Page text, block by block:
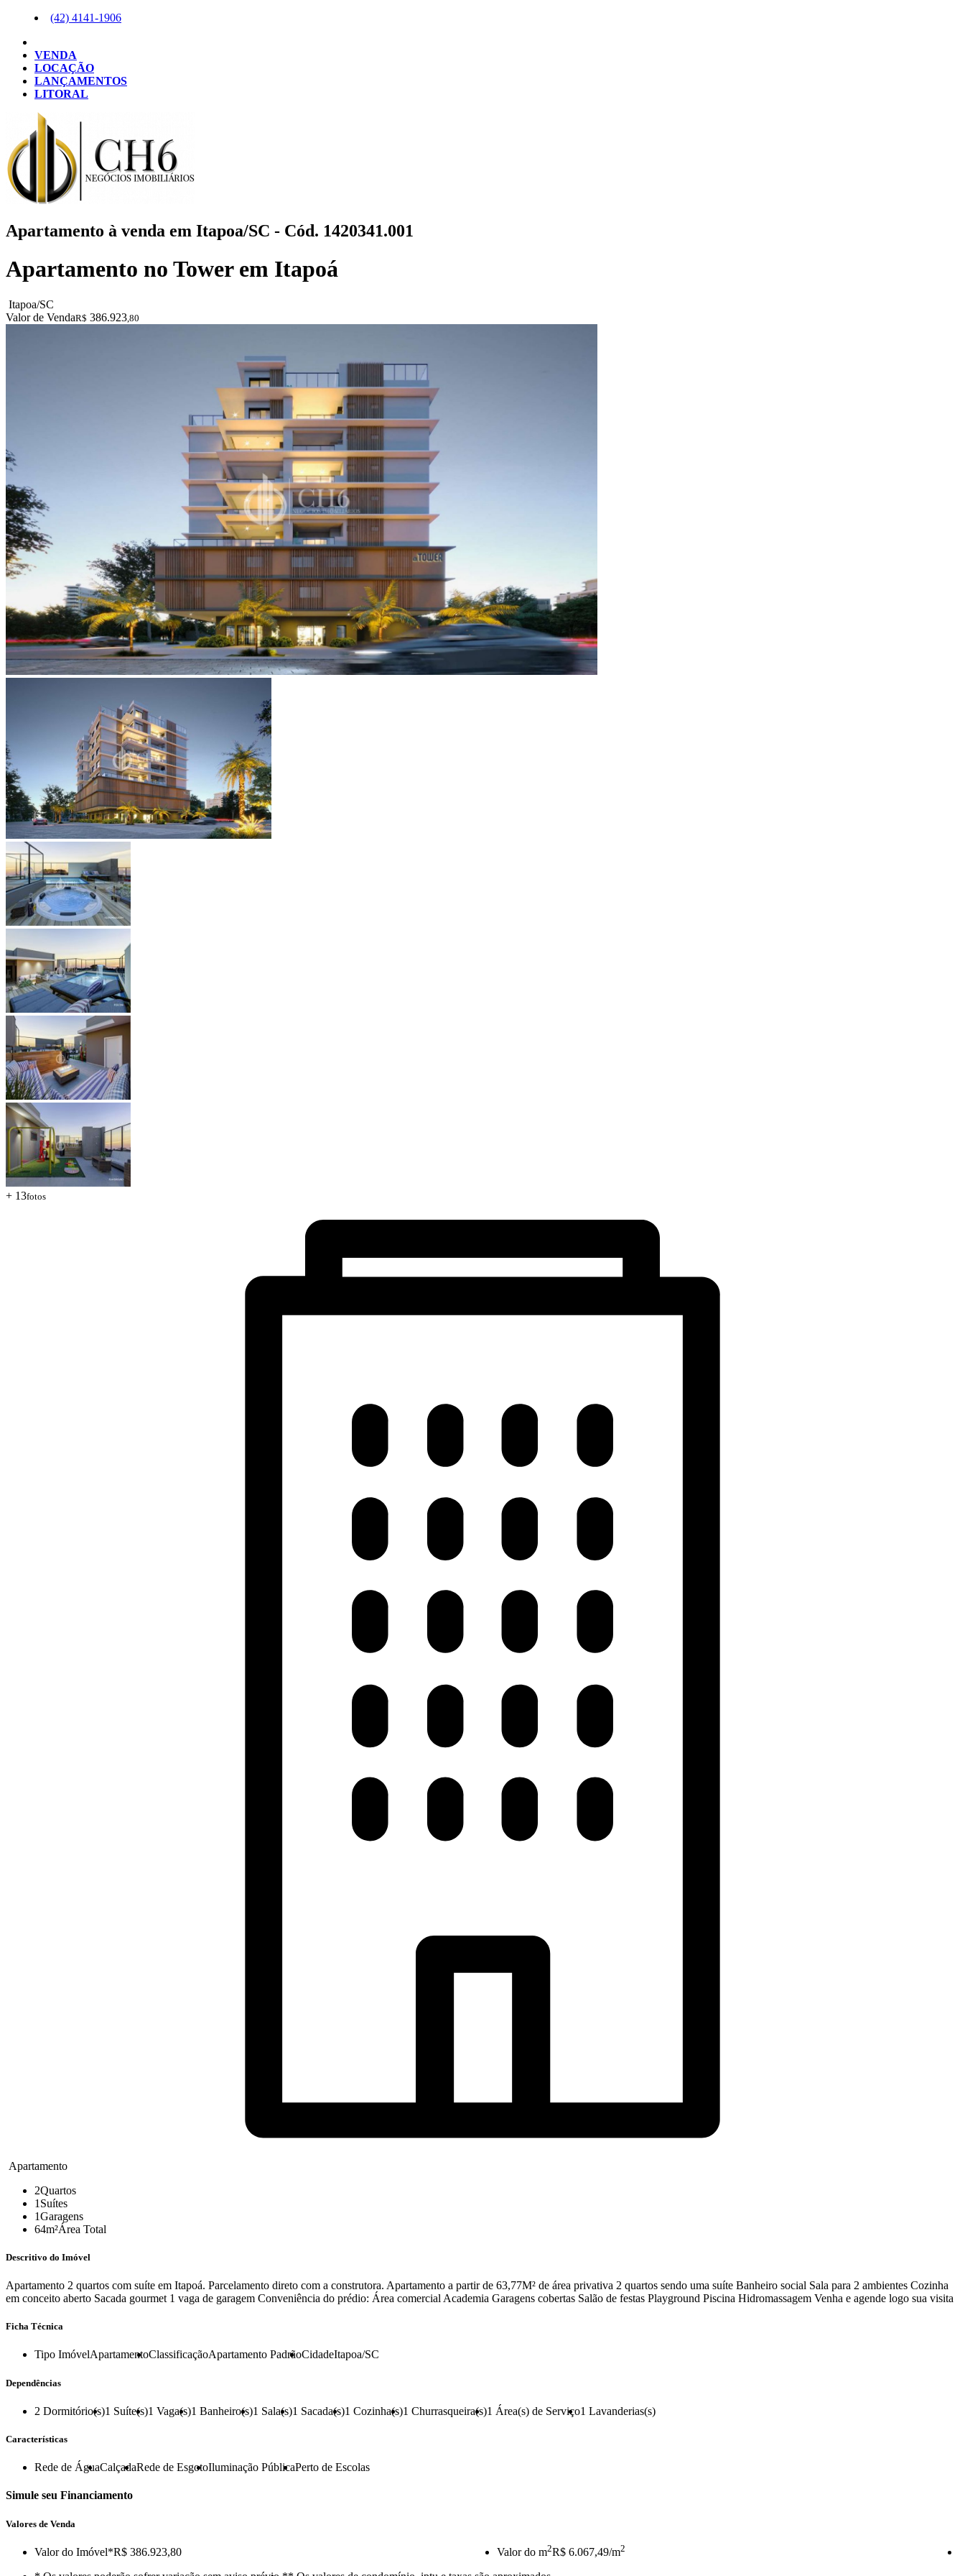
(42) 4141-1906
VENDA
LOCAÇÃO
LANÇAMENTOS
LITORAL
Apartamento à venda em Itapoa/SC - Cód. 1420341.001
Apartamento no Tower em Itapoá
Itapoa/SC
Valor de VendaR$ 386.923 ,80
+ 13fotos
Apartamento
2Quartos
1 Suítes
1Garagens
64m²Área Total
Descritivo do Imóvel
Apartamento 2 quartos com suíte em Itapoá. Parcelamento direto com a construtora. Apartamento a partir de 63,77M² de área privativa 2 quartos sendo uma suíte Banheiro social Sala para 2 ambientes Cozinha
em conceito aberto Sacada gourmet 1 vaga de garagem Conveniência do prédio: Área comercial Academia Garagens cobertas Salão de festas Playground Piscina Hidromassagem Venha e agende logo sua visita
Ficha Técnica
Tipo ImóvelApartamentoClassificaçãoApartamento PadrãoCidadeItapoa/SC
Dependências
2 Dormitório(s)1 Suíte(s)1 Vaga(s)1 Banheiro(s)1 Sala(s)1 Sacada(s)1 Cozinha(s)1 Churrasqueira(s)1 Área(s) de Serviço1 Lavanderias(s)
Características
Rede de ÁguaCalçadaRede de EsgotoIluminação PúblicaPerto de Escolas
Simule seu Financiamento
Valores de Venda
Valor do Imóvel*R$ 386.923,80 Valor do m2R$ 6.067,49/m2